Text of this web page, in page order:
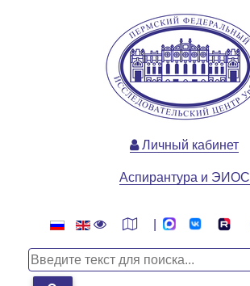
Личный кабинет
Аспирантура и ЭИОС